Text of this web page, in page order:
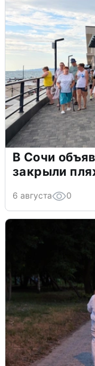
В Сочи
закрыли
6 августа 0